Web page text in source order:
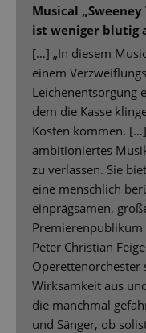
Musical
ist weniger blutig
[…] „In diesem
einem
Leichenentsorgung
dem die Kasse
Kosten kommen.
ambitioniertes
zu verlassen. Sie
eine menschlich
einprägsamen,
Peter Christian
Operettenorchester
Wirksamkeit aus
die manchmal
und Sänger, ob